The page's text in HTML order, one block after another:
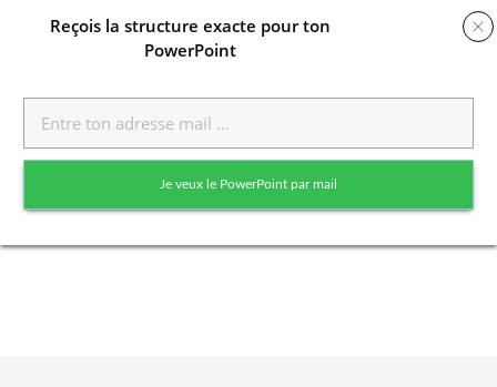
Reçois la structure exacte pour ton
PowerPoint
Je veux le PowerPoint par mail